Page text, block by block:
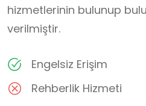
hizmetlerinin bulunup
verilmiştir.
Engelsiz Erişim
Rehberlik Hizmeti